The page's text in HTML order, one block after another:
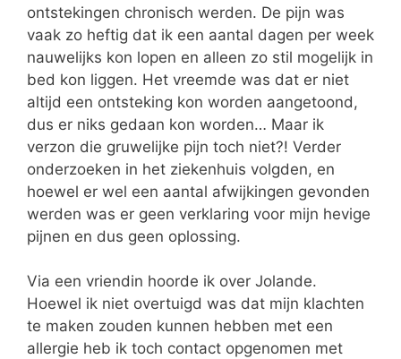
ontstekingen chronisch werden. De pijn was
vaak zo heftig dat ik een aantal dagen per week
nauwelijks kon lopen en alleen zo stil mogelijk in
bed kon liggen. Het vreemde was dat er niet
altijd een ontsteking kon worden aangetoond,
dus er niks gedaan kon worden… Maar ik
verzon die gruwelijke pijn toch niet?! Verder
onderzoeken in het ziekenhuis volgden, en
hoewel er wel een aantal afwijkingen gevonden
werden was er geen verklaring voor mijn hevige
pijnen en dus geen oplossing.
Via een vriendin hoorde ik over Jolande.
Hoewel ik niet overtuigd was dat mijn klachten
te maken zouden kunnen hebben met een
allergie heb ik toch contact opgenomen met